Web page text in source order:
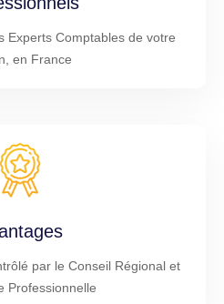
Experts Comptables de votre
en France
par le Conseil Régional et
Professionnelle